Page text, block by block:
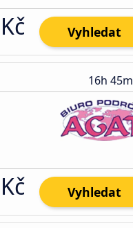
Vyhledat
16h 45m
Vyhledat